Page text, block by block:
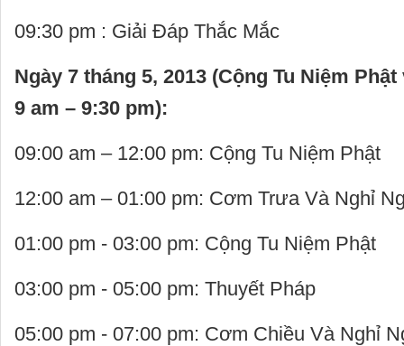
09:30 pm : Giải Đáp Thắc Mắc
Ngày 7 tháng 5, 2013 (Cộng Tu Niệm
9 am – 9:30 pm):
09:00 am – 12:00 pm: Cộng Tu Niệm Phật
12:00 am – 01:00 pm: Cơm Trưa Và Nghỉ
01:00 pm - 03:00 pm: Cộng Tu Niệm Phật
03:00 pm - 05:00 pm: Thuyết Pháp
05:00 pm - 07:00 pm: Cơm Chiều Và Nghỉ